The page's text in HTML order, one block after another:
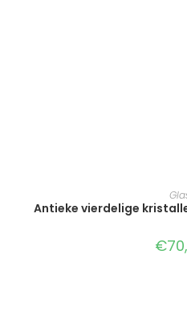
TOEVOEGEN
Antieke vierdelige
€